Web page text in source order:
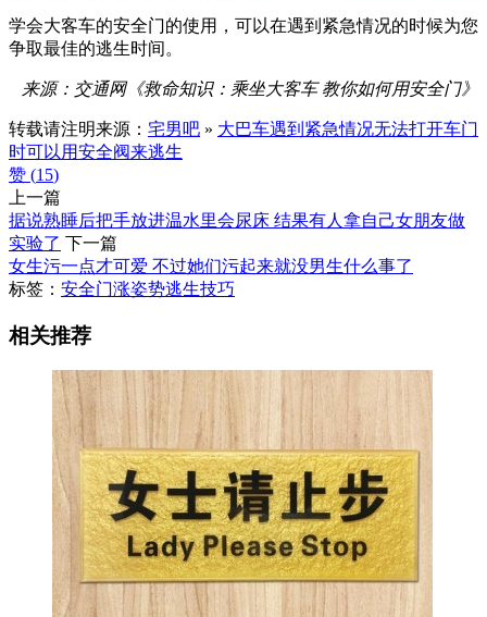
学会大客车的安全门的使用，可以在遇到紧急情况的时候为您
争取最佳的逃生时间。
来源：交通网《救命知识：乘坐大客车 教你如何用安全门》
转载请注明来源： 宅男吧 » 大巴车遇到紧急情况无法打开车门
时可以用安全阀来逃生
赞 (15)
上一篇
据说熟睡后把手放进温水里会尿床 结果有人拿自己女朋友做
实验了 下一篇
女生污一点才可爱 不过她们污起来就没男生什么事了
标签： 安全门涨姿势逃生技巧
相关推荐